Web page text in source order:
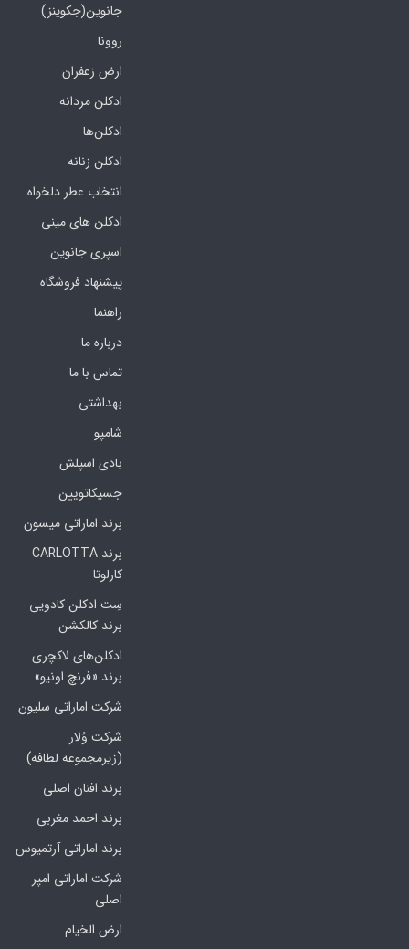
جانوین(جکوینز)
روونا
ارض زعفران
ادکلن مردانه
ادکلن‌ها
ادکلن زنانه
انتخاب عطر دلخواه
ادکلن های مینی
اسپری جانوین
پیشنهاد فروشگاه
راهنما
درباره ما
تماس با ما
بهداشتی
شامپو
بادی اسپلش
جسیکاتویین
برند اماراتی میسون
برند CARLOTTA
کارلوتا
سِت ادکلن کادویی
برند کالکشن
ادکلن‌های لاکچری
برند «فرنچ اونیو»
شرکت اماراتی سلیون
شرکت وُلار
(زیرمجموعه لطافه)
برند افنان اصلی
برند احمد مغربی
برند اماراتی آرتمیوس
شرکت اماراتی امپر
اصلی
ارض الخیام